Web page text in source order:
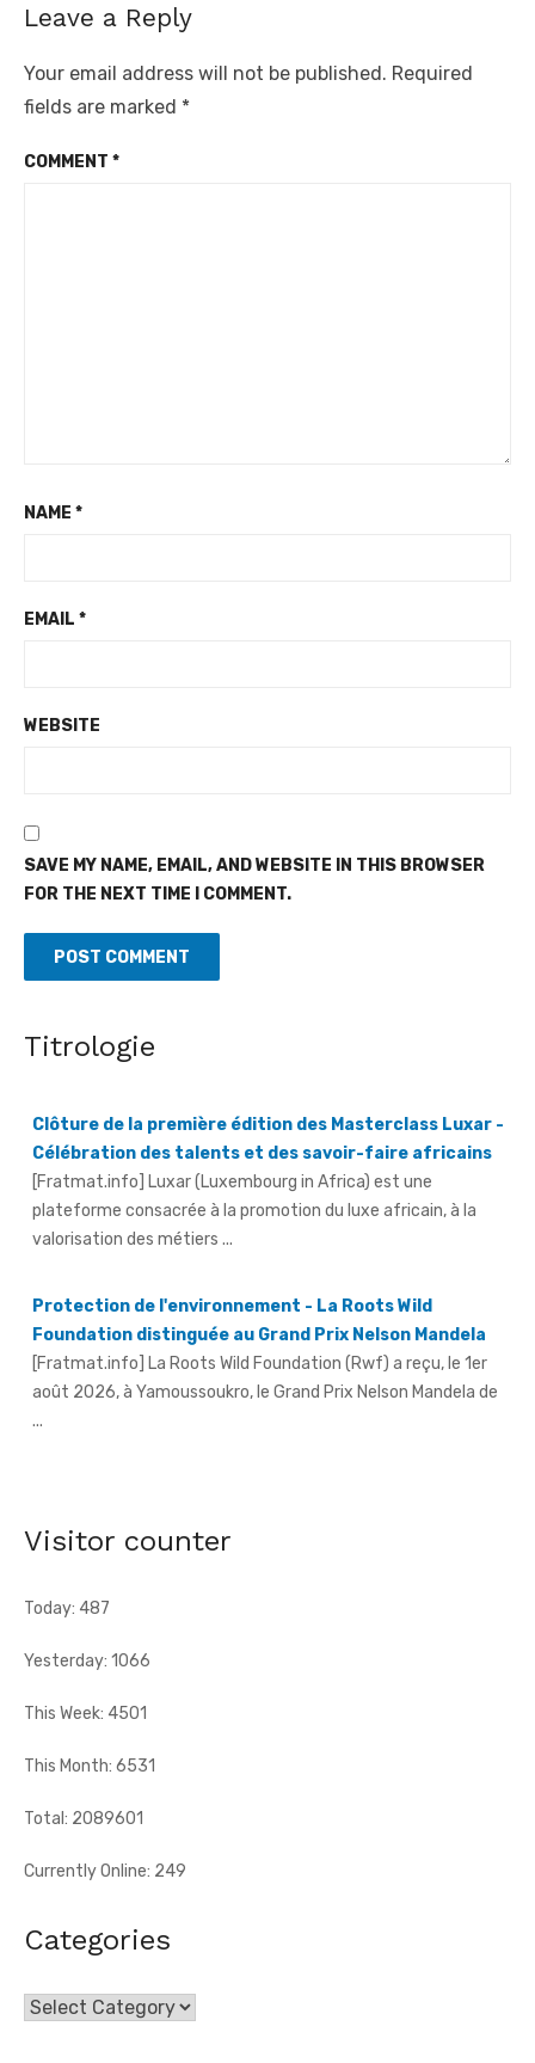
Leave a Reply
Your email address will not be published. Required
fields are marked *
COMMENT *
NAME *
EMAIL *
WEBSITE
SAVE MY NAME, EMAIL, AND WEBSITE IN THIS BROWSER
FOR THE NEXT TIME I COMMENT.
Titrologie
Célébration des talents et des savoir-faire africains
[Fratmat.info] Luxar (Luxembourg in Africa) est une
plateforme consacrée à la promotion du luxe africain, à la
valorisation des métiers ...
Foundation distinguée au Grand Prix Nelson Mandela
[Fratmat.info] La Roots Wild Foundation (Rwf) a reçu, le 1er
août 2026, à Yamoussoukro, le Grand Prix Nelson Mandela de
...
africain et la capacité d'adaptation du technicien français
Visitor counter
Today: 487
Yesterday: 1066
This Week: 4501
This Month: 6531
Total: 2089601
Currently Online: 249
Categories
Categories